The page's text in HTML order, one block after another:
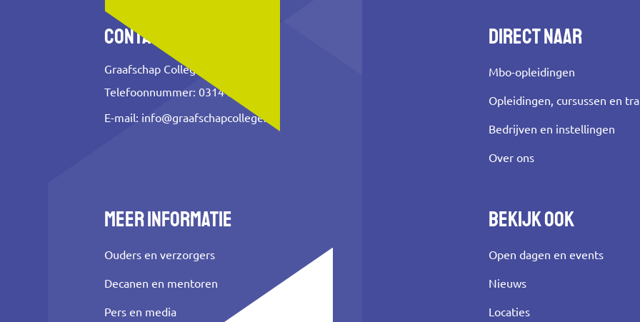
Contact
Graafschap College
Telefoonnummer: 0314 353 500
E-mail: info@graafschapcollege.nl
Direct naar
Mbo-opleidingen
Opleidingen, cursussen en
Bedrijven en instellingen
Over ons
Meer informatie
Ouders en verzorgers
Decanen en mentoren
Pers en media
Bekijk ook
Open dagen en events
Nieuws
Locaties